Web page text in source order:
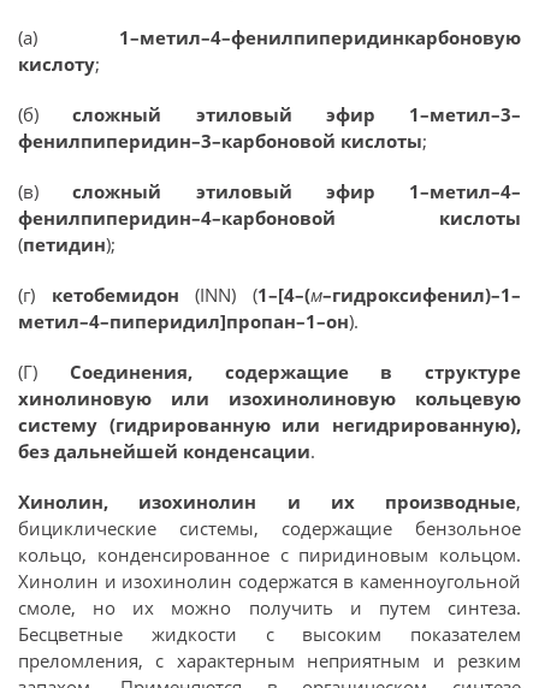
(а) 1–метил–4–фенилпиперидинкарбоновую
кислоту;
(б)сложный этиловый эфир 1–метил–3–
фенилпиперидин–3–карбоновой кислоты;
(в)сложный этиловый эфир 1–метил–4–
фенилпиперидин–4–карбоновой кислоты
(петидин);
(г) кетобемидон(INN) (1–[4–(м–гидроксифенил)–1–
метил–4–пиперидил]пропан–1–он).
(Г) Соединения, содержащие в структуре
хинолиновую или изохинолиновую кольцевую
систему (гидрированную или негидрированную),
без дальнейшей конденсации.
Хинолин, изохинолин и их производные,
бициклические системы, содержащие бензольное
кольцо, конденсированное с пиридиновым кольцом.
Хинолин и изохинолин содержатся в каменноугольной
смоле, но их можно получить и путем синтеза.
Бесцветные жидкости с высоким показателем
преломления, с характерным неприятным и резким